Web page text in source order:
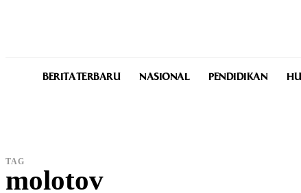
BERITA TERBARU NASIONAL PENDIDIKAN
TAG
molotov